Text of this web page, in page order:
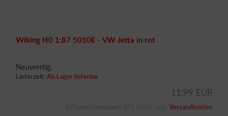
Wiking H0 1:87 5010E - VW Jetta in rot
Neuwertig.
Lieferzeit: Ab Lager lieferbar
11,99 EUR
Versandkosten